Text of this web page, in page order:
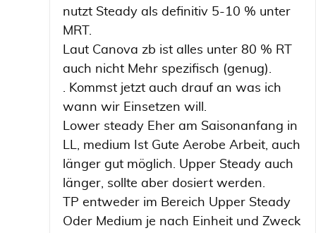
nutzt Steady als definitiv 5-10 % unter
MRT.
Laut Canova zb ist alles unter 80 % RT
auch nicht Mehr spezifisch (genug).
. Kommst jetzt auch drauf an was ich
wann wir Einsetzen will.
Lower steady Eher am Saisonanfang in
LL, medium Ist Gute Aerobe Arbeit, auch
länger gut möglich. Upper Steady auch
länger, sollte aber dosiert werden.
TP entweder im Bereich Upper Steady
Oder Medium je nach Einheit und Zweck